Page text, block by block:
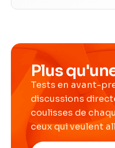
Plus
Tests en avant-
discussions
coulisses de
ceux qui veulent